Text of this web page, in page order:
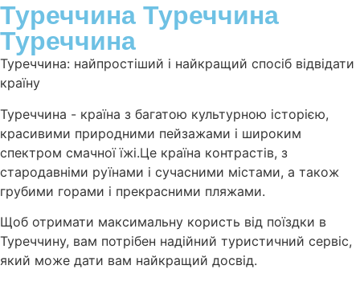
Туреччина Туреччина
Туреччина
Туреччина: найпростіший і найкращий спосіб відвідати
країну
Туреччина - країна з багатою культурною історією,
красивими природними пейзажами і широким
спектром смачної їжі.Це країна контрастів, з
стародавніми руїнами і сучасними містами, а також
грубими горами і прекрасними пляжами.
Щоб отримати максимальну користь від поїздки в
Туреччину, вам потрібен надійний туристичний сервіс,
який може дати вам найкращий досвід.